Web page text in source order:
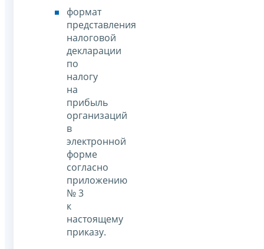
формат
представления
налоговой
декларации
по
налогу
на
прибыль
организаций
в
электронной
форме
согласно
приложению
№ 3
к
настоящему
приказу.